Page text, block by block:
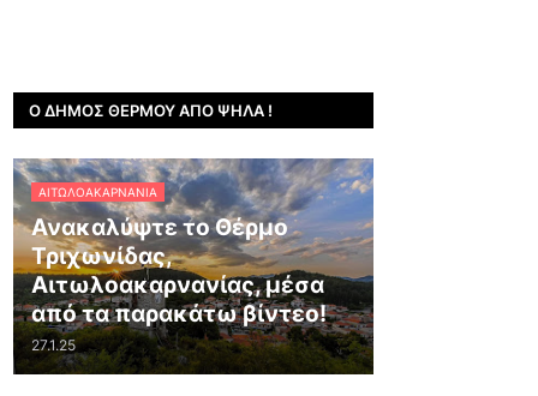
Ο ΔΉΜΟΣ ΘΈΡΜΟΥ ΑΠΌ ΨΗΛΆ !
ΑΙΤΩΛΟΑΚΑΡΝΑΝΊΑ
Ανακαλύψτε το Θέρμο
Τριχωνίδας,
Αιτωλοακαρνανίας, μέσα
από τα παρακάτω βίντεο!
27.1.25